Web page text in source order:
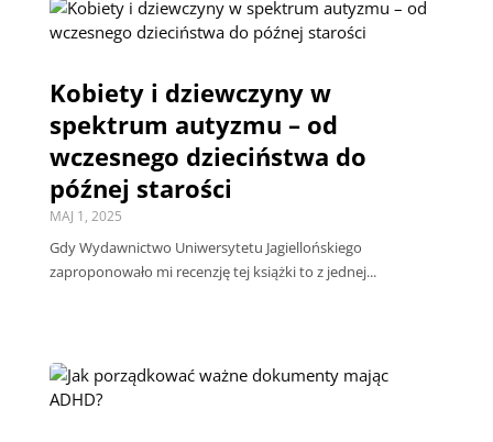
Kobiety i dziewczyny w
spektrum autyzmu – od
wczesnego dzieciństwa do
późnej starości
MAJ 1, 2025
Gdy Wydawnictwo Uniwersytetu Jagiellońskiego
zaproponowało mi recenzję tej książki to z jednej...